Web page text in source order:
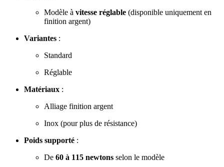
Modèle à vitesse réglable (disponible uniquement en
finition argent)
Variantes :
Standard
Réglable
Matériaux :
Alliage finition argent
Inox (pour plus de résistance)
Poids supporté :
De 60 à 115 newtons selon le modèle